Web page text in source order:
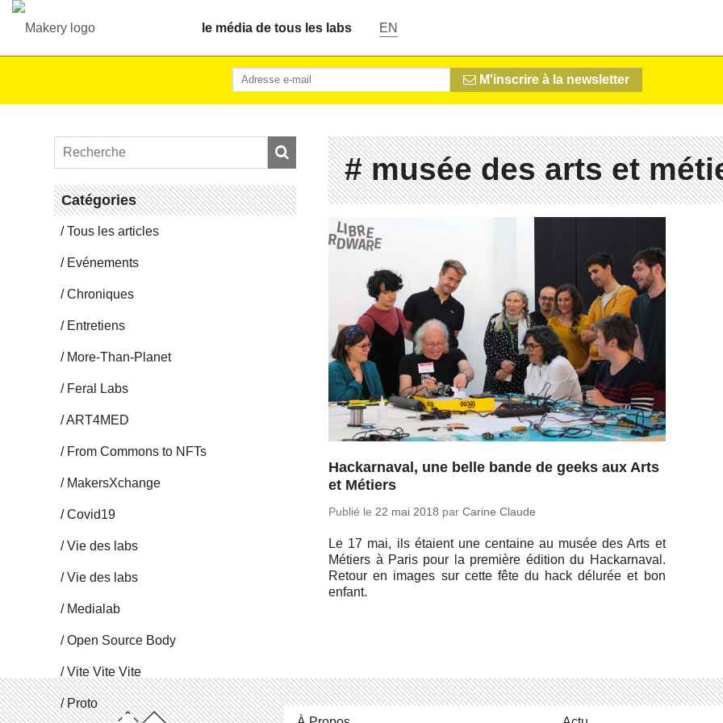
le média de tous les labs EN
M'inscrire à la newsletter
Ca­té­go­ries
Tous les articles
Evé­ne­ments
Chro­niques
En­tre­tiens
More-Than-Pla­net
Feral Labs
ART4MED
From Commons to NFTs
Ma­kersX­change
Covid19
Vie des labs
Vie des labs
Me­dia­lab
Open Source Body
Vite Vite Vite
Proto
# musée des arts et
Hackarnaval, une belle bande de geeks aux Arts
et Métiers
Publié le22 mai 2018 parCarine Claude
Le 17 mai, ils étaient une cen­taine au musée des Arts et
Métiers à Paris pour la pre­mière édition du Ha­ckar­na­val.
Retour en images sur cette fête du hack délurée et bon
enfant.